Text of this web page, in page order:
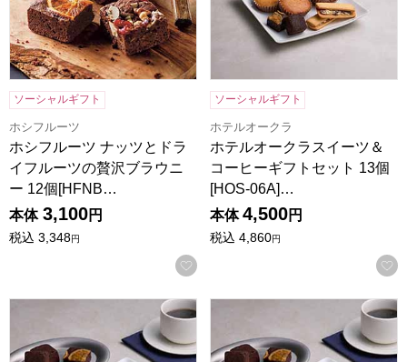
ソーシャルギフト
ホシフルーツ
ホシフルーツ ナッツとドラ
イフルーツの贅沢ブラウニ
ー 12個[HFNB…
本体 3,100円
税込 3,348円
お気に入りに登録する
ソーシャルギフト
ホテルオークラ
ホテルオークラスイーツ＆
コーヒーギフトセット 13個
[HOS-06A]…
本体 4,500円
税込 4,860円
ホテルオークラスイーツギフトセット 16個[HOS-05A]【年
ホテルオークラスイーツギ